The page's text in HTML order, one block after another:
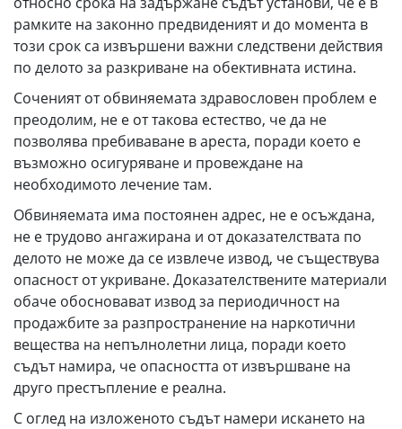
рамките на законно предвиденият и до момента в
този срок са извършени важни следствени действия
по делото за разкриване на обективната истина.
Соченият от обвиняемата здравословен проблем е
преодолим, не е от такова естество, че да не
позволява пребиваване в ареста, поради което е
възможно осигуряване и провеждане на
необходимото лечение там.
Обвиняемата има постоянен адрес, не е осъждана,
не е трудово ангажирана и от доказателствата по
делото не може да се извлече извод, че съществува
опасност от укриване. Доказателствените материали
обаче обосновават извод за периодичност на
продажбите за разпространение на наркотични
вещества на непълнолетни лица, поради което
съдът намира, че опасността от извършване на
друго престъпление е реална.
С оглед на изложеното съдът намери искането на